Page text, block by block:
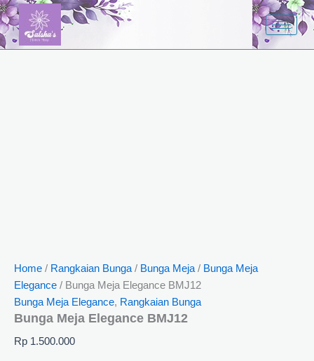
Skip
to
content
Home / Rangkaian Bunga / Bunga Meja / Bunga Meja
Elegance / Bunga Meja Elegance BMJ12
Bunga Meja Elegance, Rangkaian Bunga
Bunga Meja Elegance BMJ12
Rp 1.500.000
Bunga
Meja
Elegance
BMJ12